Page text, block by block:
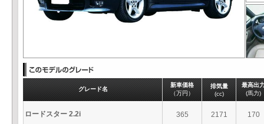
グレード名
新車価格
（万円）
排気量
(cc)
最高出
(馬力)
ロードスター 2.2i 365 2171 170